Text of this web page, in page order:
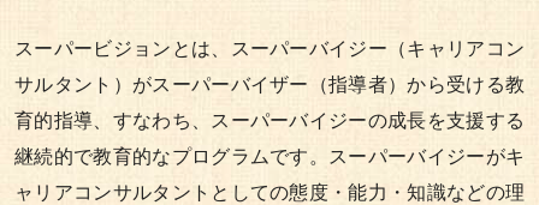
スーパービジョンとは、スーパーバイジー（キャリアコン
サルタント）がスーパーバイザー（指導者）から受ける教
育的指導、すなわち、スーパーバイジーの成長を支援する
継続的で教育的なプログラムです。スーパーバイジーがキ
ャリアコンサルタントとしての態度・能力・知識などの理